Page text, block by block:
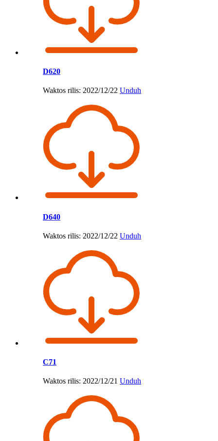
D620
Waktos rilis: 2022/12/22 Unduh
D640
Waktos rilis: 2022/12/22 Unduh
C71
Waktos rilis: 2022/12/21 Unduh